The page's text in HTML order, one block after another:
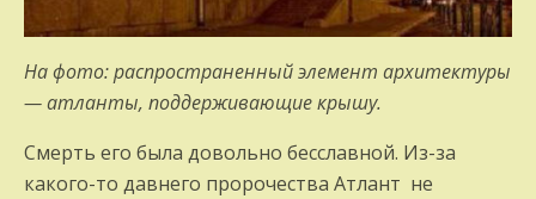
На фото: распространенный элемент архитектуры
— атланты, поддерживающие крышу.
Смерть его была довольно бесславной. Из-за
какого-то давнего пророчества Атлант не